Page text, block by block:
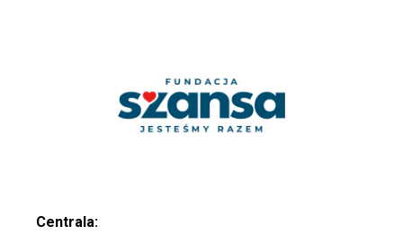
Centrala: